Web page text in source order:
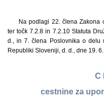
Na podlagi 22. člena Zakona
ter točk 7.2.8 in 7.2.10 Statuta
d., in 7. člena Poslovnika o delu
Republiki Sloveniji, d. d., dne 19.
C
cestnine za